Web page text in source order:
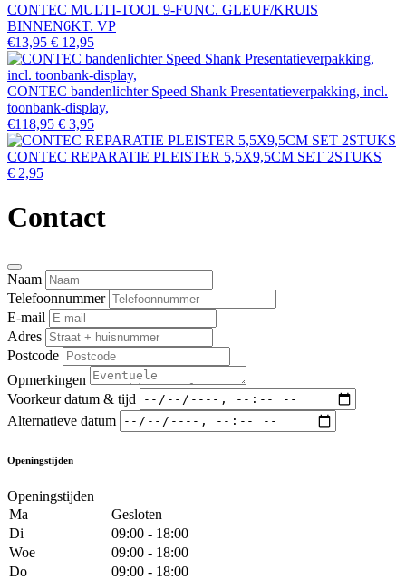
CONTEC MULTI-TOOL 9-FUNC. GLEUF/KRUIS
BINNEN6KT. VP
€13,95 € 12,95
CONTEC bandenlichter Speed Shank Presentatieverpakking, incl.
toonbank-display,
€118,95 € 3,95
CONTEC REPARATIE PLEISTER 5,5X9,5CM SET 2STUKS
€ 2,95
Contact
Naam
Telefoonnummer
E-mail
Adres
Postcode
Opmerkingen
Voorkeur datum & tijd
Alternatieve datum
Openingstijden
Openingstijden
Ma
Gesloten
Di
09:00 - 18:00
Woe
09:00 - 18:00
Do
09:00 - 18:00